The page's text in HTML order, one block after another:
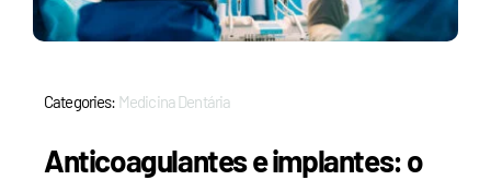
Categories: Medicina Dentária
Anticoagulantes e implantes: o